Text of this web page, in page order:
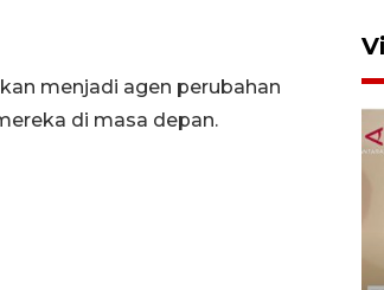
menjadi agen perubahan
di masa depan.